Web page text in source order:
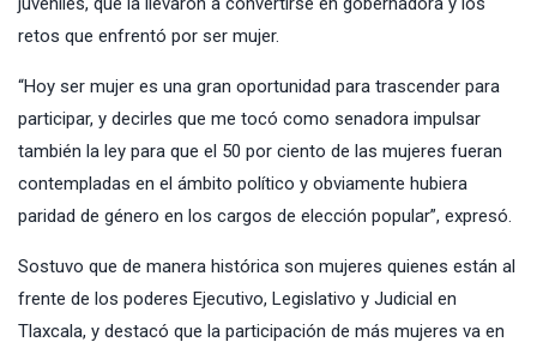
retos que enfrentó por ser mujer.
“Hoy ser mujer es una gran oportunidad para trascender para
participar, y decirles que me tocó como senadora impulsar
también la ley para que el 50 por ciento de las mujeres fueran
contempladas en el ámbito político y obviamente hubiera
paridad de género en los cargos de elección popular”, expresó.
Sostuvo que de manera histórica son mujeres quienes están al
frente de los poderes Ejecutivo, Legislativo y Judicial en
Tlaxcala, y destacó que la participación de más mujeres va en